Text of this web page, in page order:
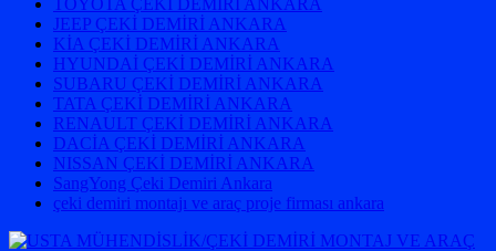
TOYOTA ÇEKİ DEMİRİ ANKARA
JEEP ÇEKİ DEMİRİ ANKARA
KİA ÇEKİ DEMİRİ ANKARA
HYUNDAİ ÇEKİ DEMİRİ ANKARA
SUBARU ÇEKİ DEMİRİ ANKARA
TATA ÇEKİ DEMİRİ ANKARA
RENAULT ÇEKİ DEMİRİ ANKARA
DACİA ÇEKİ DEMİRİ ANKARA
NISSAN ÇEKİ DEMİRİ ANKARA
SangYong Çeki Demiri Ankara
çeki demiri montajı ve araç proje firması ankara